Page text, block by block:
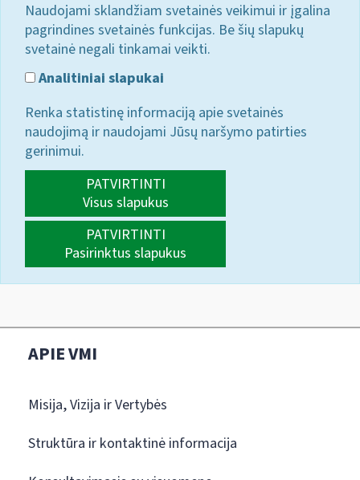
Naudojami sklandžiam svetainės veikimui ir įgalina
pagrindines svetainės funkcijas. Be šių slapukų
svetainė negali tinkamai veikti.
Analitiniai slapukai
Renka statistinę informaciją apie svetainės
naudojimą ir naudojami Jūsų naršymo patirties
gerinimui.
PATVIRTINTI
Visus slapukus
PATVIRTINTI
Pasirinktus slapukus
APIE VMI
Misija, Vizija ir Vertybės
Struktūra ir kontaktinė informacija